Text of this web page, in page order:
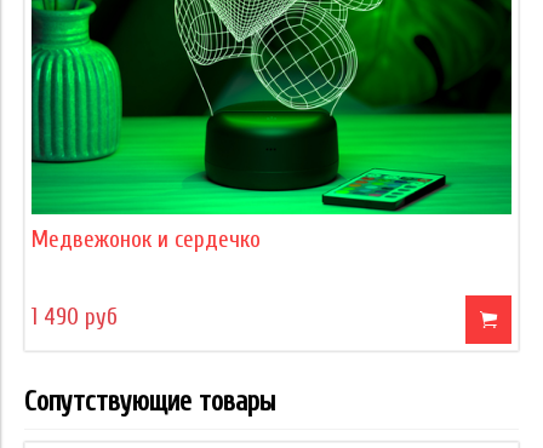
Медвежонок и сердечко
1 490 руб
Сопутствующие товары